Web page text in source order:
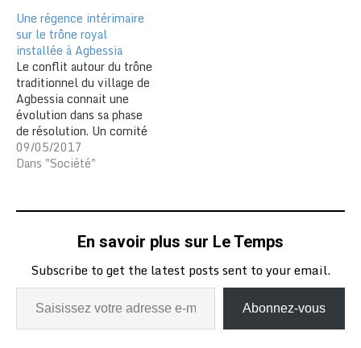
Une régence intérimaire
sur le trône royal
installée à Agbessia
Le conflit autour du trône
traditionnel du village de
Agbessia connait une
évolution dans sa phase
de résolution. Un comité
intérimaire mis sur pied.
Une commission de
canton de Tovégan, à
Lomé a été mise sur
09/05/2017
Dans "Société"
En savoir plus sur Le Temps
Subscribe to get the latest posts sent to your email.
Abonnez-vous